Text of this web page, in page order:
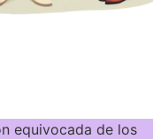
equivocada de los